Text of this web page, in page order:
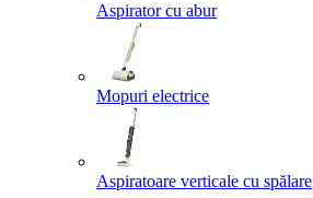
Aspirator cu abur
Mopuri electrice
Aspiratoare verticale cu spălare